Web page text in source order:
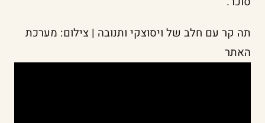
תה קר עם חלב של ויסוצקי ותנובה | צילום: מערכת
האתר